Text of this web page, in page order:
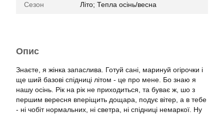
Сезон Літо; Тепла осінь/весна
Опис
Знаєте, я жінка запаслива. Готуй сані, маринуй огірочки і
ще ший базові спідниці літом - це про мене. Бо знаю я
нашу осінь. Рік на рік не приходиться, та буває ж, шо з
першим вересня вперіщить дощара, подує вітер, а в тебе
- ні чобіт нормальних, ні светра, ні спідниці немаркої. Ну